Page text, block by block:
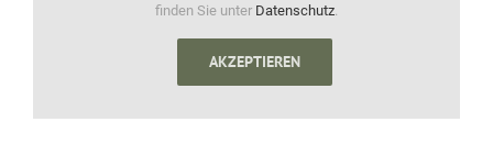
finden Sie unter Datenschutz
AKZEPTIEREN